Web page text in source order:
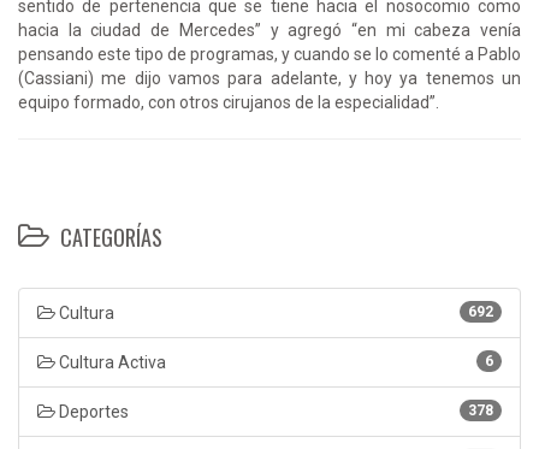
sentido de pertenencia que se tiene hacia el nosocomio como
hacia la ciudad de Mercedes” y agregó “en mi cabeza venía
pensando este tipo de programas, y cuando se lo comenté a Pablo
(Cassiani) me dijo vamos para adelante, y hoy ya tenemos un
equipo formado, con otros cirujanos de la especialidad”.
CATEGORÍAS
692
Cultura
6
Cultura Activa
378
Deportes